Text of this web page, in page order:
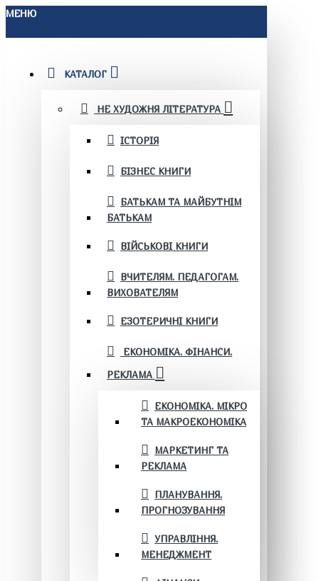
МЕНЮ
КАТАЛОГ
НЕ ХУДОЖНЯ ЛІТЕРАТУРА
ІСТОРІЯ
БІЗНЕС КНИГИ
БАТЬКАМ ТА МАЙБУТНІМ
БАТЬКАМ
ВІЙСЬКОВІ КНИГИ
ВЧИТЕЛЯМ. ПЕДАГОГАМ.
ВИХОВАТЕЛЯМ
ЕЗОТЕРИЧНІ КНИГИ
ЕКОНОМІКА. ФІНАНСИ.
РЕКЛАМА
ЕКОНОМІКА. МІКРО
ТА МАКРОЕКОНОМІКА
МАРКЕТИНГ ТА
РЕКЛАМА
ПЛАНУВАННЯ.
ПРОГНОЗУВАННЯ
УПРАВЛІННЯ.
МЕНЕДЖМЕНТ